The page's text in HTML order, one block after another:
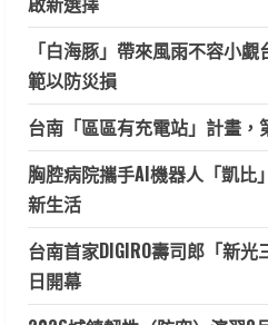
「白海豚」帶來風雨不容小
範以防災損
台南「區區有充電站」計畫，
胸腔病院攜手AI機器人「凱比
新生活
台南首家DIGIRO壽司郎「新
日開幕